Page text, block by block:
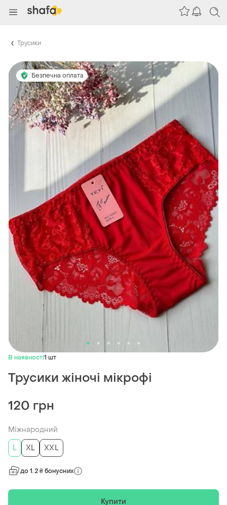
Трусики
Безпечна оплата
В наявності1 шт
Трусики жіночі мікрофі
120 грн
Міжнародний
L
XL XXL
до 1.2 ₴ бонусних
Купити